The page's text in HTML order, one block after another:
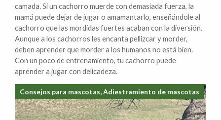
camada. Si un cachorro muerde con demasiada fuerza, la
mamá puede dejar de jugar o amamantarlo, enseñándole al
cachorro que las mordidas fuertes acaban con la diversión.
Aunque a los cachorros les encanta pellizcar y morder,
deben aprender que morder a los humanos no está bien.
Con un poco de entrenamiento, tu cachorro puede
aprender a jugar con delicadeza.
Consejos para mascotas, Adiestramiento de mascotas